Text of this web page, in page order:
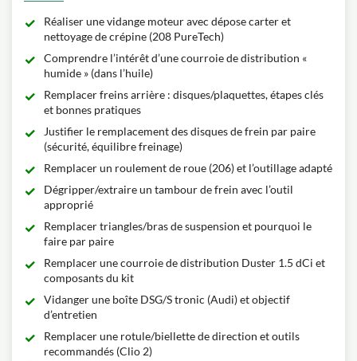
Réaliser une vidange moteur avec dépose carter et
nettoyage de crépine (208 PureTech)
Comprendre l’intérêt d’une courroie de distribution «
humide » (dans l’huile)
Remplacer freins arrière : disques/plaquettes, étapes clés
et bonnes pratiques
Justifier le remplacement des disques de frein par paire
(sécurité, équilibre freinage)
Remplacer un roulement de roue (206) et l’outillage adapté
Dégripper/extraire un tambour de frein avec l’outil
approprié
Remplacer triangles/bras de suspension et pourquoi le
faire par paire
Remplacer une courroie de distribution Duster 1.5 dCi et
composants du kit
Vidanger une boîte DSG/S tronic (Audi) et objectif
d’entretien
Remplacer une rotule/biellette de direction et outils
recommandés (Clio 2)